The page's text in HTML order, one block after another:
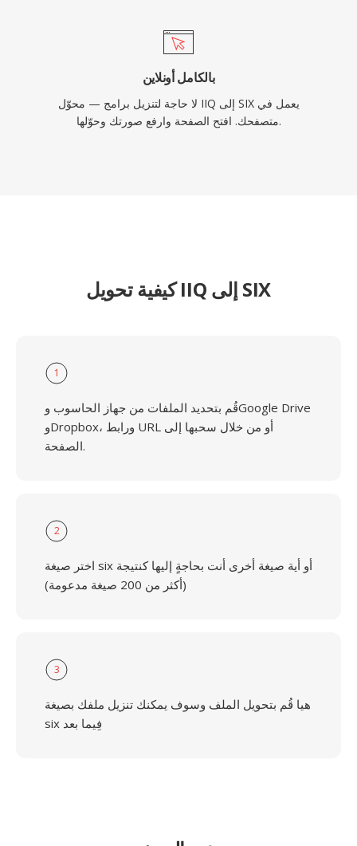
بالكامل أونلاين
لا حاجة لتنزيل برامج — محوّل IIQ إلى SIX يعمل في
متصفحك. افتح الصفحة وارفع صورتك وحوّلها.
كيفية تحويل IIQ إلى SIX
1
قُم بتحديد الملفات من جهاز الحاسوب وGoogle Drive
وDropbox، ورابط URL أو من خلال سحبها إلى
الصفحة.
2
اختر صيغة six أو أية صيغة أخرى أنت بحاجةٍ إليها كنتيجة
(أكثر من 200 صيغة مدعومة)
3
هيا قُم بتحويل الملف وسوف يمكنك تنزيل ملفك بصيغة
six فِيما بعد